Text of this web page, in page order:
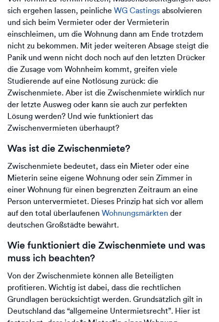
sich ergehen lassen, peinliche WG Castings absolvieren
und sich beim Vermieter oder der Vermieterin
einschleimen, um die Wohnung dann am Ende trotzdem
nicht zu bekommen. Mit jeder weiteren Absage steigt die
Panik und wenn nicht doch noch auf den letzten Drücker
die Zusage vom Wohnheim kommt, greifen viele
Studierende auf eine Notlösung zurück: die
Zwischenmiete. Aber ist die Zwischenmiete wirklich nur
der letzte Ausweg oder kann sie auch zur perfekten
Lösung werden? Und wie funktioniert das
Zwischenvermieten überhaupt?
Was ist die Zwischenmiete?
Zwischenmiete bedeutet, dass ein Mieter oder eine
Mieterin seine eigene Wohnung oder sein Zimmer in
einer Wohnung für einen begrenzten Zeitraum an eine
Person untervermietet. Dieses Prinzip hat sich vor allem
auf den total überlaufenen Wohnungsmärkten der
deutschen Großstädte bewährt.
Wie funktioniert die Zwischenmiete und was
muss ich beachten?
Von der Zwischenmiete können alle Beteiligten
profitieren. Wichtig ist dabei, dass die rechtlichen
Grundlagen berücksichtigt werden. Grundsätzlich gilt in
Deutschland das “allgemeine Untermietsrecht”. Hier ist